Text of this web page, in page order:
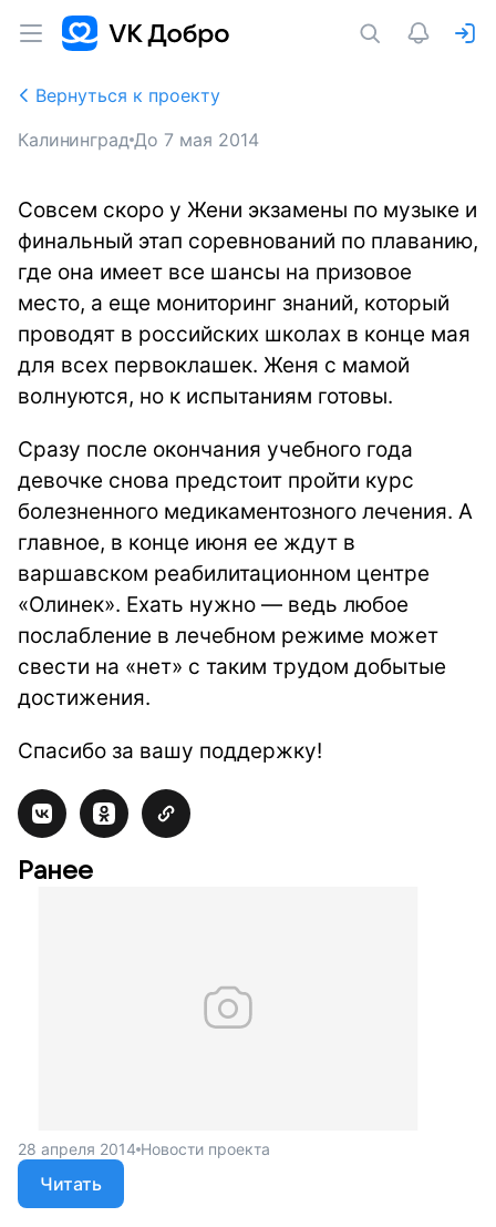
Вернуться к проекту
Калининград До 7 мая 2014
Совсем скоро у Жени экзамены по музыке и
финальный этап соревнований по плаванию,
где она имеет все шансы на призовое
место, а еще мониторинг знаний, который
проводят в российских школах в конце мая
для всех первоклашек. Женя с мамой
волнуются, но к испытаниям готовы.
Сразу после окончания учебного года
девочке снова предстоит пройти курс
болезненного медикаментозного лечения. А
главное, в конце июня ее ждут в
варшавском реабилитационном центре
«Олинек». Ехать нужно — ведь любое
послабление в лечебном режиме может
свести на «нет» с таким трудом добытые
достижения.
Спасибо за вашу поддержку!
Ранее
28 апреля 2014 Новости проекта
Читать